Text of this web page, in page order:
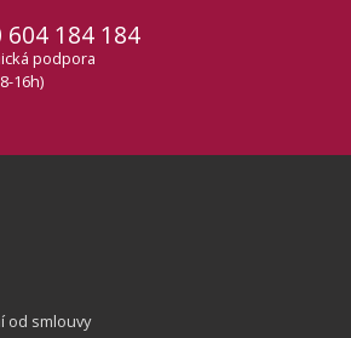
604 184 184
podpora
16h)
od smlouvy